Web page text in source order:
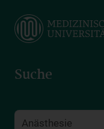
main
Suche